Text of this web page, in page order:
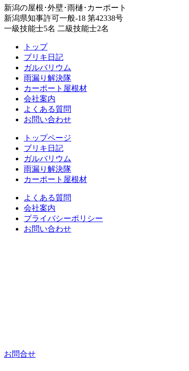
新潟の屋根･外壁･雨樋･カーポート
新潟県知事許可一般-18 第42338号
一級技能士5名 二級技能士2名
トップ
ブリキ日記
ガルバリウム
雨漏り解決隊
カーポート屋根材
会社案内
よくある質問
お問い合わせ
トップページ
ブリキ日記
ガルバリウム
雨漏り解決隊
カーポート屋根材
よくある質問
会社案内
プライバシーポリシー
お問い合わせ
お問合せ